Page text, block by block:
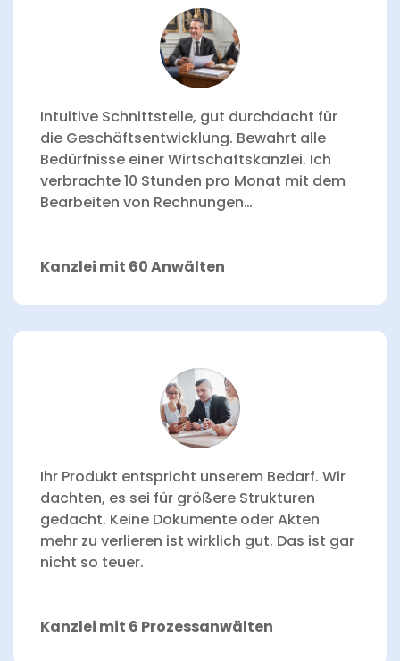
Intuitive Schnittstelle, gut durchdacht für
die Geschäftsentwicklung. Bewahrt alle
Bedürfnisse einer Wirtschaftskanzlei. Ich
verbrachte 10 Stunden pro Monat mit dem
Bearbeiten von Rechnungen…
Kanzlei mit 60 Anwälten
Ihr Produkt entspricht unserem Bedarf. Wir
dachten, es sei für größere Strukturen
gedacht. Keine Dokumente oder Akten
mehr zu verlieren ist wirklich gut. Das ist gar
nicht so teuer.
Kanzlei mit 6 Prozessanwälten